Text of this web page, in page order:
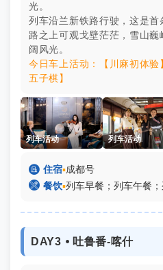
光。
列车沿兰新铁路行驶，这是
路之上可观戈壁茫茫，雪山
阔风光。
今日车上活动：【川麻初体
五子棋】
列车活动 列车活动
 住宿▪成都号
 餐饮▪列车早餐；列车午餐
DAY3 ⦁ 吐鲁番-喀什